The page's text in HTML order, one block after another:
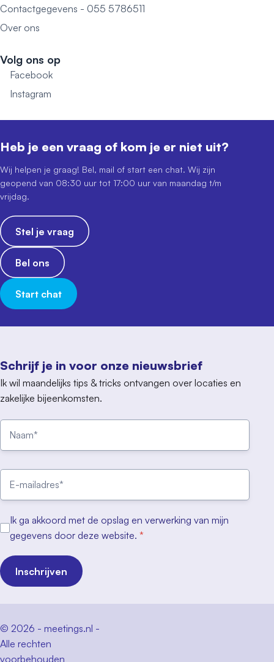
Contactgegevens - 055 5786511
Over ons
Volg ons op
Facebook
Instagram
Schrijf je in voor onze nieuwsbrief
Ik wil maandelijks tips & tricks ontvangen over locaties en
zakelijke bijeenkomsten.
Ik ga akkoord met de opslag en verwerking van mijn
gegevens door deze website. *
Inschrijven
Heb je een vraag of kom je er niet uit?
Wij helpen je graag! Bel, mail of start een chat. Wij zijn
geopend van 08:30 uur tot 17:00 uur van maandag t/m
vrijdag.
Stel je vraag
Bel ons
Start chat
© 2026 - meetings.nl -
Alle rechten
voorbehouden